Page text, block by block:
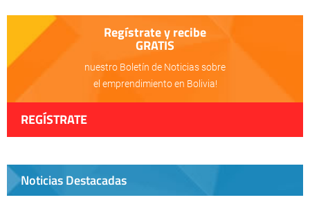
Regístrate y recibe
GRATIS
nuestro Boletín de Noticias sobre
el emprendimiento en Bolivia!
REGÍSTRATE
Noticias Destacadas